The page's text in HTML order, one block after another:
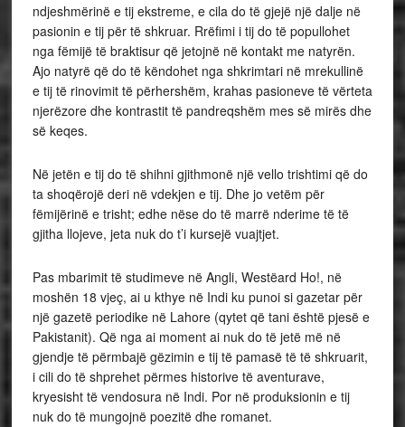
ndjeshmërinë e tij ekstreme, e cila do të gjejë një dalje në
pasionin e tij për të shkruar. Rrëfimi i tij do të popullohet
nga fëmijë të braktisur që jetojnë në kontakt me natyrën.
Ajo natyrë që do të këndohet nga shkrimtari në mrekullinë
e tij të rinovimit të përhershëm, krahas pasioneve të vërteta
njerëzore dhe kontrastit të pandreqshëm mes së mirës dhe
së keqes.
Në jetën e tij do të shihni gjithmonë një vello trishtimi që do
ta shoqërojë deri në vdekjen e tij. Dhe jo vetëm për
fëmijërinë e trisht; edhe nëse do të marrë nderime të të
gjitha llojeve, jeta nuk do t’i kursejë vuajtjet.
Pas mbarimit të studimeve në Angli, Westëard Ho!, në
moshën 18 vjeç, ai u kthye në Indi ku punoi si gazetar për
një gazetë periodike në Lahore (qytet që tani është pjesë e
Pakistanit). Që nga ai moment ai nuk do të jetë më në
gjendje të përmbajë gëzimin e tij të pamasë të të shkruarit,
i cili do të shprehet përmes historive të aventurave,
kryesisht të vendosura në Indi. Por në produksionin e tij
nuk do të mungojnë poezitë dhe romanet.